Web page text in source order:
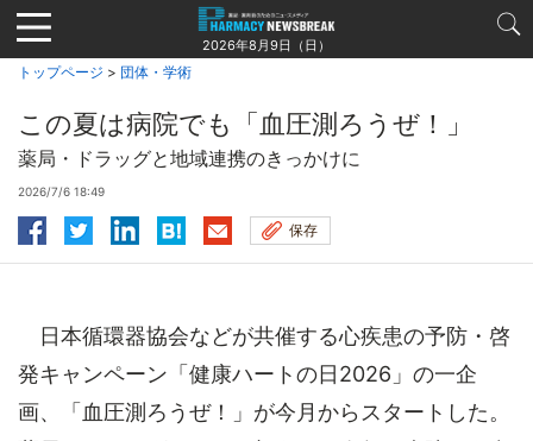
Jump
to
navigation
2026年8月9日（日）
トップページ > 団体・学術
この夏は病院でも「血圧測ろうぜ！」
薬局・ドラッグと地域連携のきっかけに
2026/7/6 18:49
保存
日本循環器協会などが共催する心疾患の予防・啓
発キャンペーン「健康ハートの日2026」の一企
画、「血圧測ろうぜ！」が今月からスタートした。